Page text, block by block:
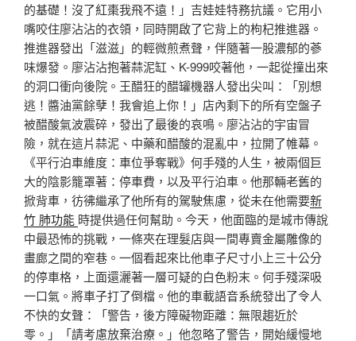
的基礎！沒了紅棗我飛不遠！」吉娃娃特務抗議。它用小
嘴咬住廖沾沾的衣領，同時開啟了它背上的枸杞推進器。
推進器發出「滋滋」的輕微煎煮聲，伴隨著一股濃郁的蔘
味爆發。廖沾沾抱著蒜泥缸、K-999咬著他，一起從撞出來
的洞口衝向後院。王醋狂的醋罐機器人發出尖叫：「別想
逃！醬油黨餘孽！我會追上你！」店內剩下的所有空盤子
被醋酸氣波震碎，發出了最後的哀鳴。廖沾沾的宇宙冒
險，就在這片蒜泥、中藥和醋酸的混亂中，拉開了帷幕。
《平行泊車維度：車位爭奪戰》何手殘的人生，被兩個巨
大的陰影籠罩著：停車費，以及平行泊車。他那輛老舊的
掀背車，彷彿繼承了他所有的駕駛焦慮，從未在他需要新
竹 肺功能 時提供過任何幫助。今天，他面臨的是城市傳說
中最恐怖的挑戰，一條夾在理髮店與一間專賣金屬雕像的
畫廊之間的窄巷。一個看起來比他車子尺寸小上三十公分
的停車格，上面還灑著一層可疑的白色粉末。何手殘深吸
一口氣。將車子打了倒檔。他的車載語音系統發出了令人
不快的女聲：「警告，後方障礙物距離：無限趨近於
零。」「請考慮放棄治療。」他忽略了警告，開始緩慢地